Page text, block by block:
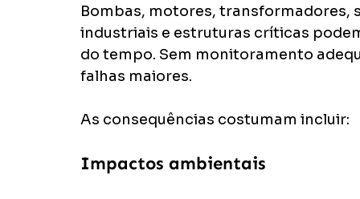
Bombas, motores,
industriais e estruturas críticas
do tempo. Sem monitoramento
falhas maiores.
As consequências costumam incluir:
Impactos ambientais